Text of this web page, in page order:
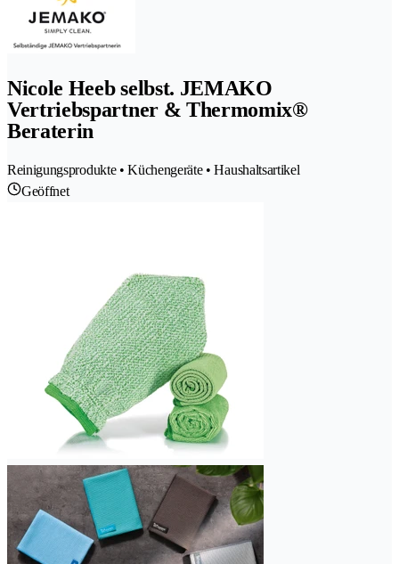
Nicole Heeb selbst. JEMAKO
Vertriebspartner & Thermomix®
Beraterin
Reinigungsprodukte • Küchengeräte • Haushaltsartikel
Geöffnet